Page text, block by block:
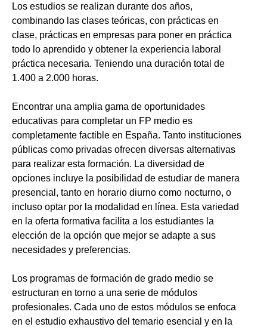
Los estudios se realizan durante dos años,
combinando las clases teóricas, con prácticas en
clase, prácticas en empresas para poner en práctica
todo lo aprendido y obtener la experiencia laboral
práctica necesaria. Teniendo una duración total de
1.400 a 2.000 horas.
Encontrar una amplia gama de oportunidades
educativas para completar un FP medio es
completamente factible en España. Tanto instituciones
públicas como privadas ofrecen diversas alternativas
para realizar esta formación. La diversidad de
opciones incluye la posibilidad de estudiar de manera
presencial, tanto en horario diurno como nocturno, o
incluso optar por la modalidad en línea. Esta variedad
en la oferta formativa facilita a los estudiantes la
elección de la opción que mejor se adapte a sus
necesidades y preferencias.
Los programas de formación de grado medio se
estructuran en torno a una serie de módulos
profesionales. Cada uno de estos módulos se enfoca
en el estudio exhaustivo del temario esencial y en la